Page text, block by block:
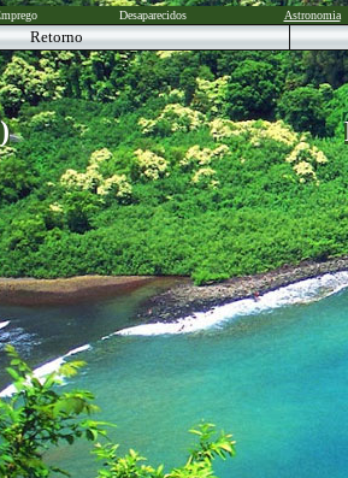
Desaparecidos Astronomia
Retorno